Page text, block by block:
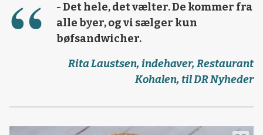
- Det hele, det vælter. De kommer fra
alle byer, og vi sælger kun
bøfsandwicher.
Rita Laustsen, indehaver, Restaurant
Kohalen, til DR Nyheder